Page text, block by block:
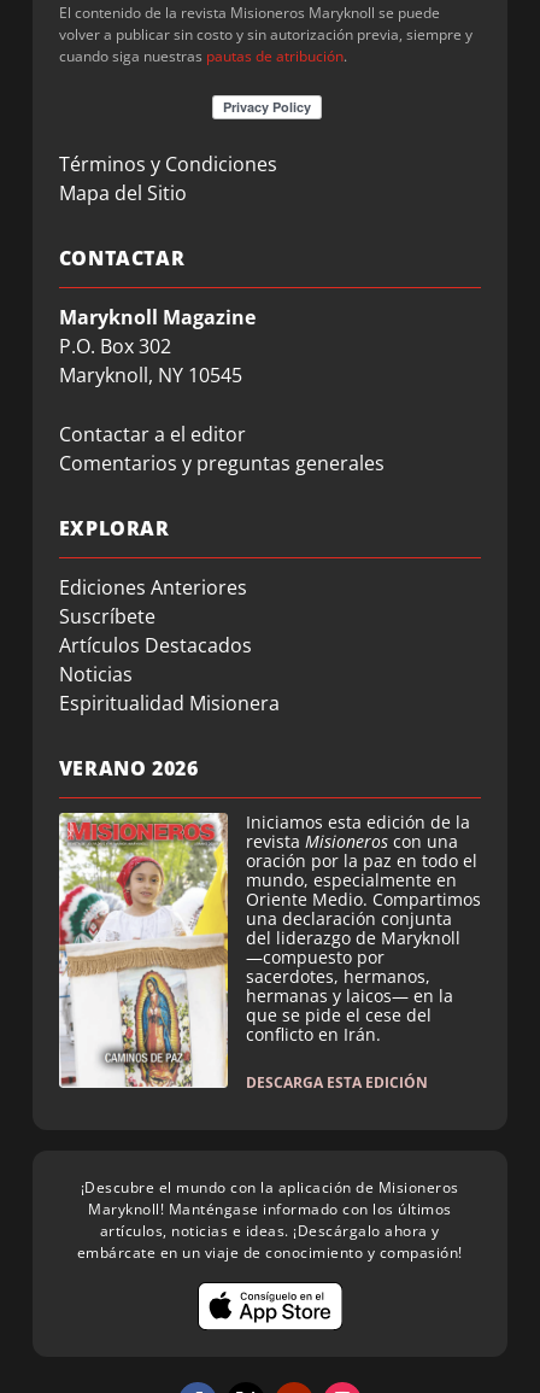
El contenido de la revista Misioneros Maryknoll se puede
volver a publicar sin costo y sin autorización previa, siempre y
cuando siga nuestras pautas de atribución.
Términos y Condiciones
Mapa del Sitio
CONTACTAR
Maryknoll Magazine
P.O. Box 302
Maryknoll, NY 10545
Contactar a el editor
Comentarios y preguntas generales
EXPLORAR
Ediciones Anteriores
Suscríbete
Artículos Destacados
Noticias
Espiritualidad Misionera
VERANO 2026
Iniciamos esta edición de la
revista Misioneros con una
oración por la paz en todo el
mundo, especialmente en
Oriente Medio. Compartimos
una declaración conjunta
del liderazgo de Maryknoll
—compuesto por
sacerdotes, hermanos,
hermanas y laicos— en la
que se pide el cese del
conflicto en Irán.
DESCARGA ESTA EDICIÓN
¡Descubre el mundo con la aplicación de Misioneros
Maryknoll! Manténgase informado con los últimos
artículos, noticias e ideas. ¡Descárgalo ahora y
embárcate en un viaje de conocimiento y compasión!